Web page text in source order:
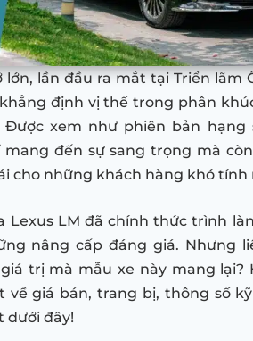
lớn, lần đầu ra mắt tại Triển lãm
định vị thế trong phân
xem như phiên bản hạng
mang đến sự sang trọng mà
cho những khách hàng khó tính
Lexus LM đã chính thức trình
nâng cấp đáng giá. Nhưng
trị mà mẫu xe này mang lại?
giá bán, trang bị, thông số
dưới đây!